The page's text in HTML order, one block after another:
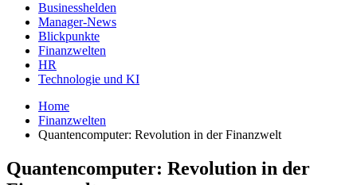
Businesshelden
Manager-News
Blickpunkte
Finanzwelten
HR
Technologie und KI
Home
Finanzwelten
Quantencomputer: Revolution in der Finanzwelt
Quantencomputer: Revolution in der